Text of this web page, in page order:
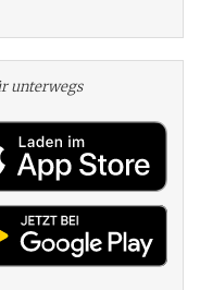
unterwegs